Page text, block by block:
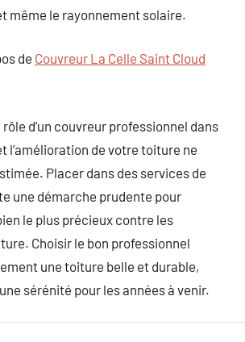
même le rayonnement solaire.
de Couvreur La Celle Saint Cloud
d’un couvreur professionnel dans
l’amélioration de votre toiture ne
Placer dans des services de
une démarche prudente pour
le plus précieux contre les
Choisir le bon professionnel
une toiture belle et durable,
sérénité pour les années à venir.